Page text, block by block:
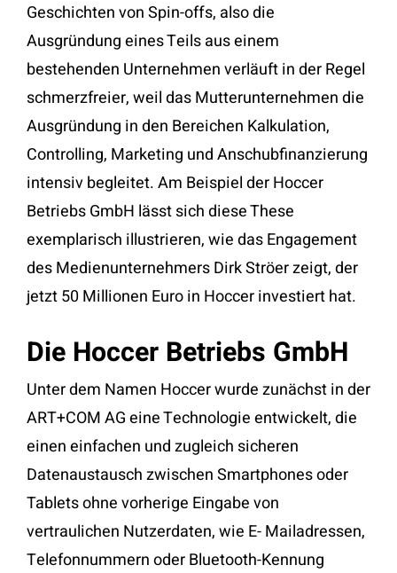
Geschichten von Spin-offs, also die
Ausgründung eines Teils aus einem
bestehenden Unternehmen verläuft in der Regel
schmerzfreier, weil das Mutterunternehmen die
Ausgründung in den Bereichen Kalkulation,
Controlling, Marketing und Anschubfinanzierung
intensiv begleitet. Am Beispiel der Hoccer
Betriebs GmbH lässt sich diese These
exemplarisch illustrieren, wie das Engagement
des Medienunternehmers Dirk Ströer zeigt, der
jetzt 50 Millionen Euro in Hoccer investiert hat.
Die Hoccer Betriebs GmbH
Unter dem Namen Hoccer wurde zunächst in der
ART+COM AG eine Technologie entwickelt, die
einen einfachen und zugleich sicheren
Datenaustausch zwischen Smartphones oder
Tablets ohne vorherige Eingabe von
vertraulichen Nutzerdaten, wie E- Mailadressen,
Telefonnummern oder Bluetooth-Kennung